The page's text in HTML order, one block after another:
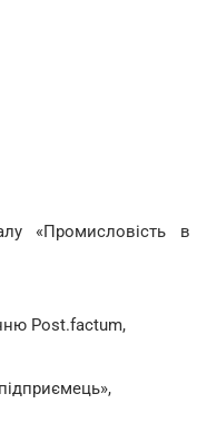
«Промисловість в
Post.factum,